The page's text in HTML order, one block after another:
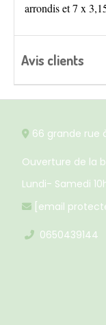
arrondis et 7 x
Avis clients
 66 grande
Ouverture de la
Lundi- Samedi
 [email
 0650439144